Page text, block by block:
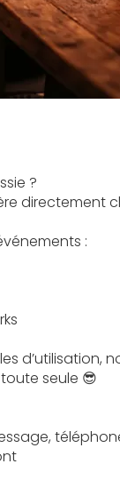
?
directement
:
d’utilisation,
seule 😎